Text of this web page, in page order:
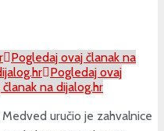
Pogledaj ovaj članak na
Pogledaj ovaj
na dijalog.hr
uručio je zahvalnice